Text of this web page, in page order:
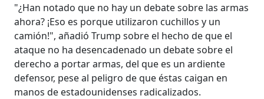
"¿Han notado que no hay un debate sobre las armas
ahora? ¡Eso es porque utilizaron cuchillos y un
camión!", añadió Trump sobre el hecho de que el
ataque no ha desencadenado un debate sobre el
derecho a portar armas, del que es un ardiente
defensor, pese al peligro de que éstas caigan en
manos de estadounidenses radicalizados.